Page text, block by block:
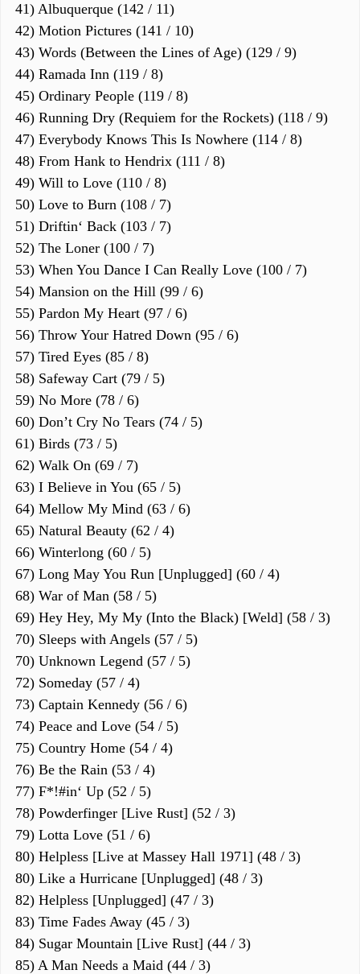
41) Albuquerque (142 / 11)
42) Motion Pictures (141 / 10)
43) Words (Between the Lines of Age) (129 / 9)
44) Ramada Inn (119 / 8)
45) Ordinary People (119 / 8)
46) Running Dry (Requiem for the Rockets) (118 / 9)
47) Everybody Knows This Is Nowhere (114 / 8)
48) From Hank to Hendrix (111 / 8)
49) Will to Love (110 / 8)
50) Love to Burn (108 / 7)
51) Driftin‘ Back (103 / 7)
52) The Loner (100 / 7)
53) When You Dance I Can Really Love (100 / 7)
54) Mansion on the Hill (99 / 6)
55) Pardon My Heart (97 / 6)
56) Throw Your Hatred Down (95 / 6)
57) Tired Eyes (85 / 8)
58) Safeway Cart (79 / 5)
59) No More (78 / 6)
60) Don’t Cry No Tears (74 / 5)
61) Birds (73 / 5)
62) Walk On (69 / 7)
63) I Believe in You (65 / 5)
64) Mellow My Mind (63 / 6)
65) Natural Beauty (62 / 4)
66) Winterlong (60 / 5)
67) Long May You Run [Unplugged] (60 / 4)
68) War of Man (58 / 5)
69) Hey Hey, My My (Into the Black) [Weld] (58 / 3)
70) Sleeps with Angels (57 / 5)
70) Unknown Legend (57 / 5)
72) Someday (57 / 4)
73) Captain Kennedy (56 / 6)
74) Peace and Love (54 / 5)
75) Country Home (54 / 4)
76) Be the Rain (53 / 4)
77) F*!#in‘ Up (52 / 5)
78) Powderfinger [Live Rust] (52 / 3)
79) Lotta Love (51 / 6)
80) Helpless [Live at Massey Hall 1971] (48 / 3)
80) Like a Hurricane [Unplugged] (48 / 3)
82) Helpless [Unplugged] (47 / 3)
83) Time Fades Away (45 / 3)
84) Sugar Mountain [Live Rust] (44 / 3)
85) A Man Needs a Maid (44 / 3)